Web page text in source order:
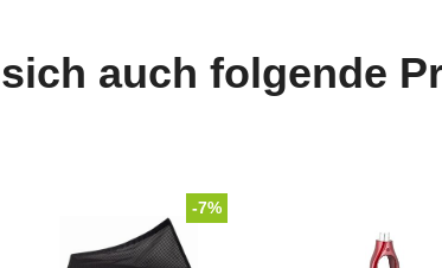
auch folgende
-7%